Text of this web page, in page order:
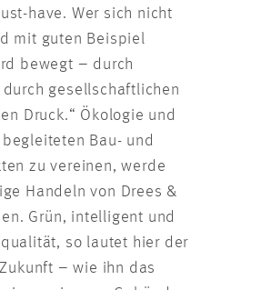
have. Wer sich nicht
mit guten Beispiel
bewegt – durch
durch gesellschaftlichen
Druck.“ Ökologie und
Bau- und
zu vereinen, werde
Handeln von Drees &
Grün, intelligent und
so lautet hier der
– wie ihn das